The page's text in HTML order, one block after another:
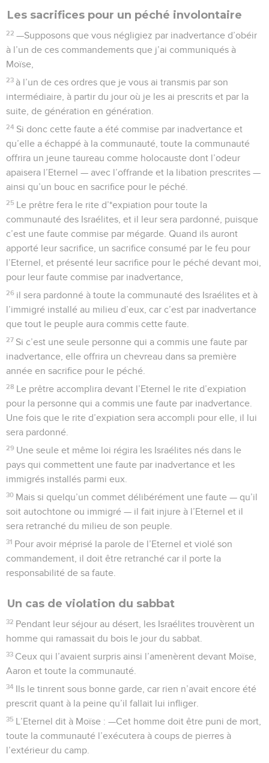
Les sacrifices pour un péché involontaire
22 —Supposons que vous négligiez par inadvertance d’obéir
à l’un de ces commandements que j’ai communiqués à
Moïse,
23 à l’un de ces ordres que je vous ai transmis par son
intermédiaire, à partir du jour où je les ai prescrits et par la
suite, de génération en génération.
24 Si donc cette faute a été commise par inadvertance et
qu’elle a échappé à la communauté, toute la communauté
offrira un jeune taureau comme holocauste dont l’odeur
apaisera l’Eternel — avec l’offrande et la libation prescrites —
ainsi qu’un bouc en sacrifice pour le péché.
25 Le prêtre fera le rite d’*expiation pour toute la
communauté des Israélites, et il leur sera pardonné, puisque
c’est une faute commise par mégarde. Quand ils auront
apporté leur sacrifice, un sacrifice consumé par le feu pour
l’Eternel, et présenté leur sacrifice pour le péché devant moi,
pour leur faute commise par inadvertance,
26 il sera pardonné à toute la communauté des Israélites et à
l’immigré installé au milieu d’eux, car c’est par inadvertance
que tout le peuple aura commis cette faute.
27 Si c’est une seule personne qui a commis une faute par
inadvertance, elle offrira un chevreau dans sa première
année en sacrifice pour le péché.
28 Le prêtre accomplira devant l’Eternel le rite d’expiation
pour la personne qui a commis une faute par inadvertance.
Une fois que le rite d’expiation sera accompli pour elle, il lui
sera pardonné.
29 Une seule et même loi régira les Israélites nés dans le
pays qui commettent une faute par inadvertance et les
immigrés installés parmi eux.
30 Mais si quelqu’un commet délibérément une faute — qu’il
soit autochtone ou immigré — il fait injure à l’Eternel et il
sera retranché du milieu de son peuple.
31 Pour avoir méprisé la parole de l’Eternel et violé son
commandement, il doit être retranché car il porte la
responsabilité de sa faute.
Un cas de violation du sabbat
32 Pendant leur séjour au désert, les Israélites trouvèrent un
homme qui ramassait du bois le jour du sabbat.
33 Ceux qui l’avaient surpris ainsi l’amenèrent devant Moïse,
Aaron et toute la communauté.
34 Ils le tinrent sous bonne garde, car rien n’avait encore été
prescrit quant à la peine qu’il fallait lui infliger.
35 L’Eternel dit à Moïse : —Cet homme doit être puni de mort,
toute la communauté l’exécutera à coups de pierres à
l’extérieur du camp.